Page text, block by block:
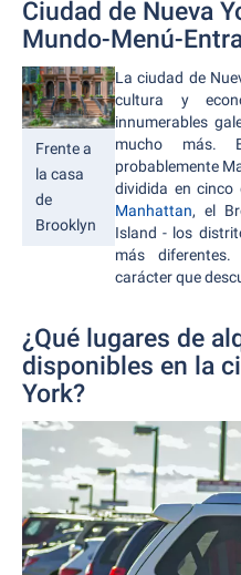
Ciudad de Nueva
Mundo-Menú-
Frente a
la casa
de
Brooklyn
La ciudad de
cultura y
innumerables
mucho más.
probablemente
dividida en cinco
Manhattan, el
Island - los
más
carácter que
¿Qué lugares de
disponibles en la
York?